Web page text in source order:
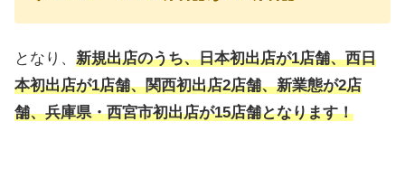
となり、 新規出店のうち、日本初出店が1店舗、西日
本初出店が1店舗、関西初出店2店舗、新業態が2店
舗、兵庫県・西宮市初出店が15店舗となります！